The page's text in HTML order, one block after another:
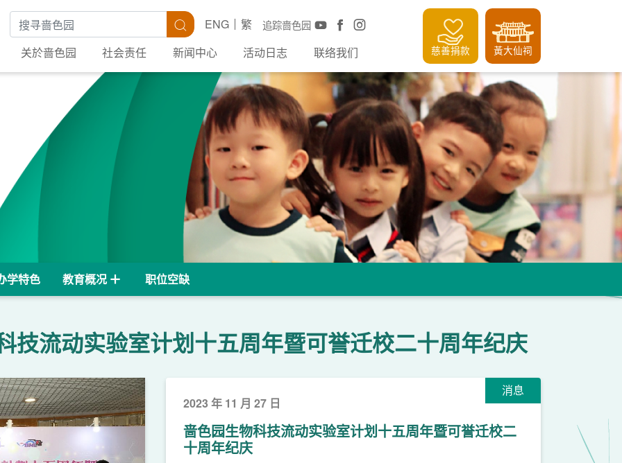
搜寻关键字 搜寻 追踪啬色园
ENG
繁
关於啬色园
社会责任 新闻中心 活动日志 联络我们 慈善捐款 黃大仙祠
学特色 教育概况 职位空缺
技流动实验室计划十五周年暨可誉迁校二十周年纪庆
消息
2023 年 11 月 27 日
啬色园生物科技流动实验室计划十五周年暨可誉迁校二
十周年纪庆